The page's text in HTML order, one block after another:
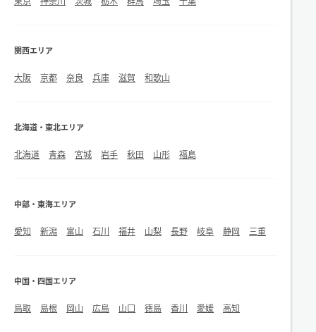
関西エリア
大阪 京都 奈良 兵庫 滋賀 和歌山
北海道・東北エリア
北海道 青森 宮城 岩手 秋田 山形 福島
中部・東海エリア
愛知 新潟 富山 石川 福井 山梨 長野 岐阜 静岡 三重
中国・四国エリア
鳥取 島根 岡山 広島 山口 徳島 香川 愛媛 高知